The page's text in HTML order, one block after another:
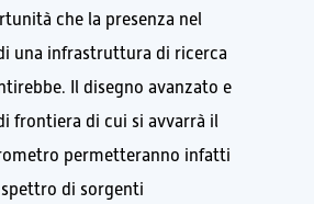
che la presenza nel
una infrastruttura di ricerca
Il disegno avanzato e
frontiera di cui si avvarrà il
permetteranno infatti
di sorgenti